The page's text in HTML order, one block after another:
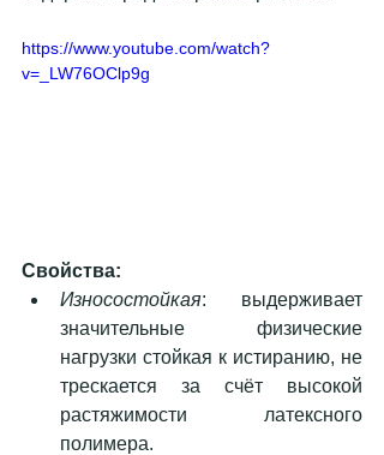
https://www.youtube.com/watch?
v=_LW76OClp9g
Свойства:
Износостойкая: выдерживает
значительные физические
нагрузки стойкая к истиранию, не
трескается за счёт высокой
растяжимости латексного
полимера.